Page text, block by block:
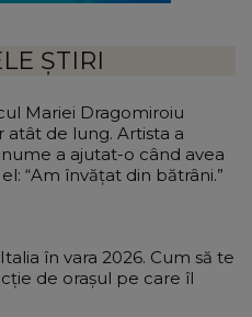
ȘTIRI
Mariei Dragomiroiu
de lung. Artista a
a ajutat-o când avea
“Am învățat din bătrâni.”
în vara 2026. Cum să te
de orașul pe care îl